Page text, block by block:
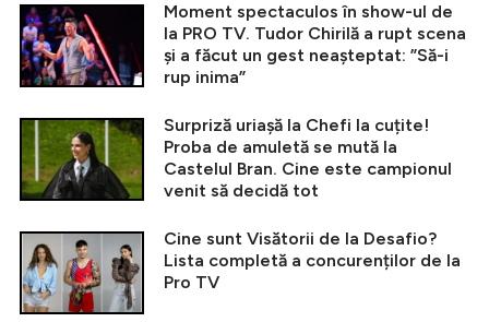
Moment spectaculos în show-ul de
la PRO TV. Tudor Chirilă a rupt scena
și a făcut un gest neașteptat: ”Să-i
rup inima”
Surpriză uriașă la Chefi la cuțite!
Proba de amuletă se mută la
Castelul Bran. Cine este campionul
venit să decidă tot
Cine sunt Visătorii de la Desafio?
Lista completă a concurenților de la
Pro TV